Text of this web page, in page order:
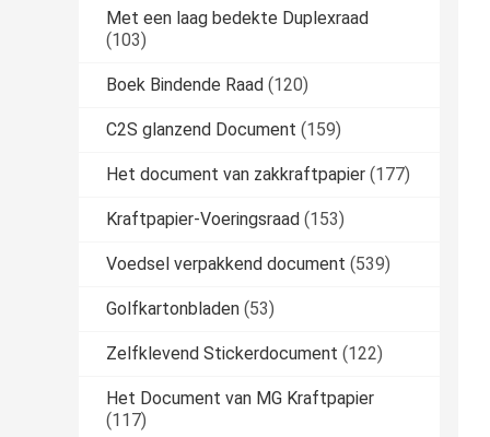
Met een laag bedekte Duplexraad
(103)
Boek Bindende Raad (120)
C2S glanzend Document (159)
Het document van zakkraftpapier (177)
Kraftpapier-Voeringsraad (153)
Voedsel verpakkend document (539)
Golfkartonbladen (53)
Zelfklevend Stickerdocument (122)
Het Document van MG Kraftpapier
(117)